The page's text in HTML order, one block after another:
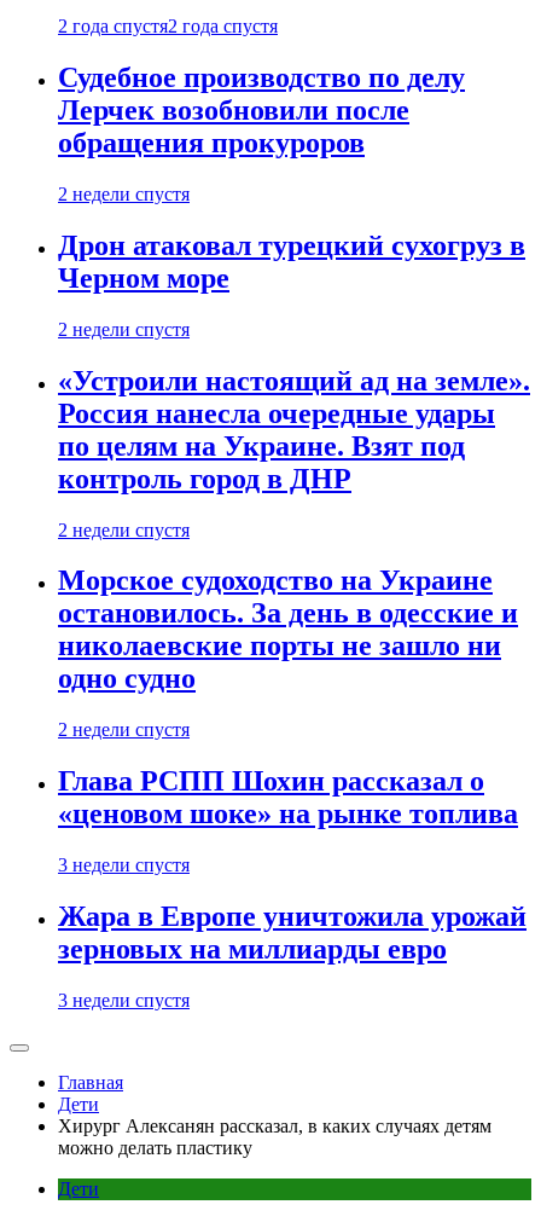
2 года спустя2 года спустя
Судебное производство по делу
Лерчек возобновили после
обращения прокуроров
2 недели спустя
Дрон атаковал турецкий сухогруз в
Черном море
2 недели спустя
«Устроили настоящий ад на земле».
Россия нанесла очередные удары
по целям на Украине. Взят под
контроль город в ДНР
2 недели спустя
Морское судоходство на Украине
остановилось. За день в одесские и
николаевские порты не зашло ни
одно судно
2 недели спустя
Глава РСПП Шохин рассказал о
«ценовом шоке» на рынке топлива
3 недели спустя
Жара в Европе уничтожила урожай
зерновых на миллиарды евро
3 недели спустя
Главная
Дети
Хирург Алексанян рассказал, в каких случаях детям
можно делать пластику
Дети